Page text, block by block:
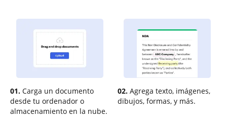
01. Carga un documento
desde tu ordenador o
almacenamiento en la nube.
02. Agrega texto, imágenes,
dibujos, formas, y más.